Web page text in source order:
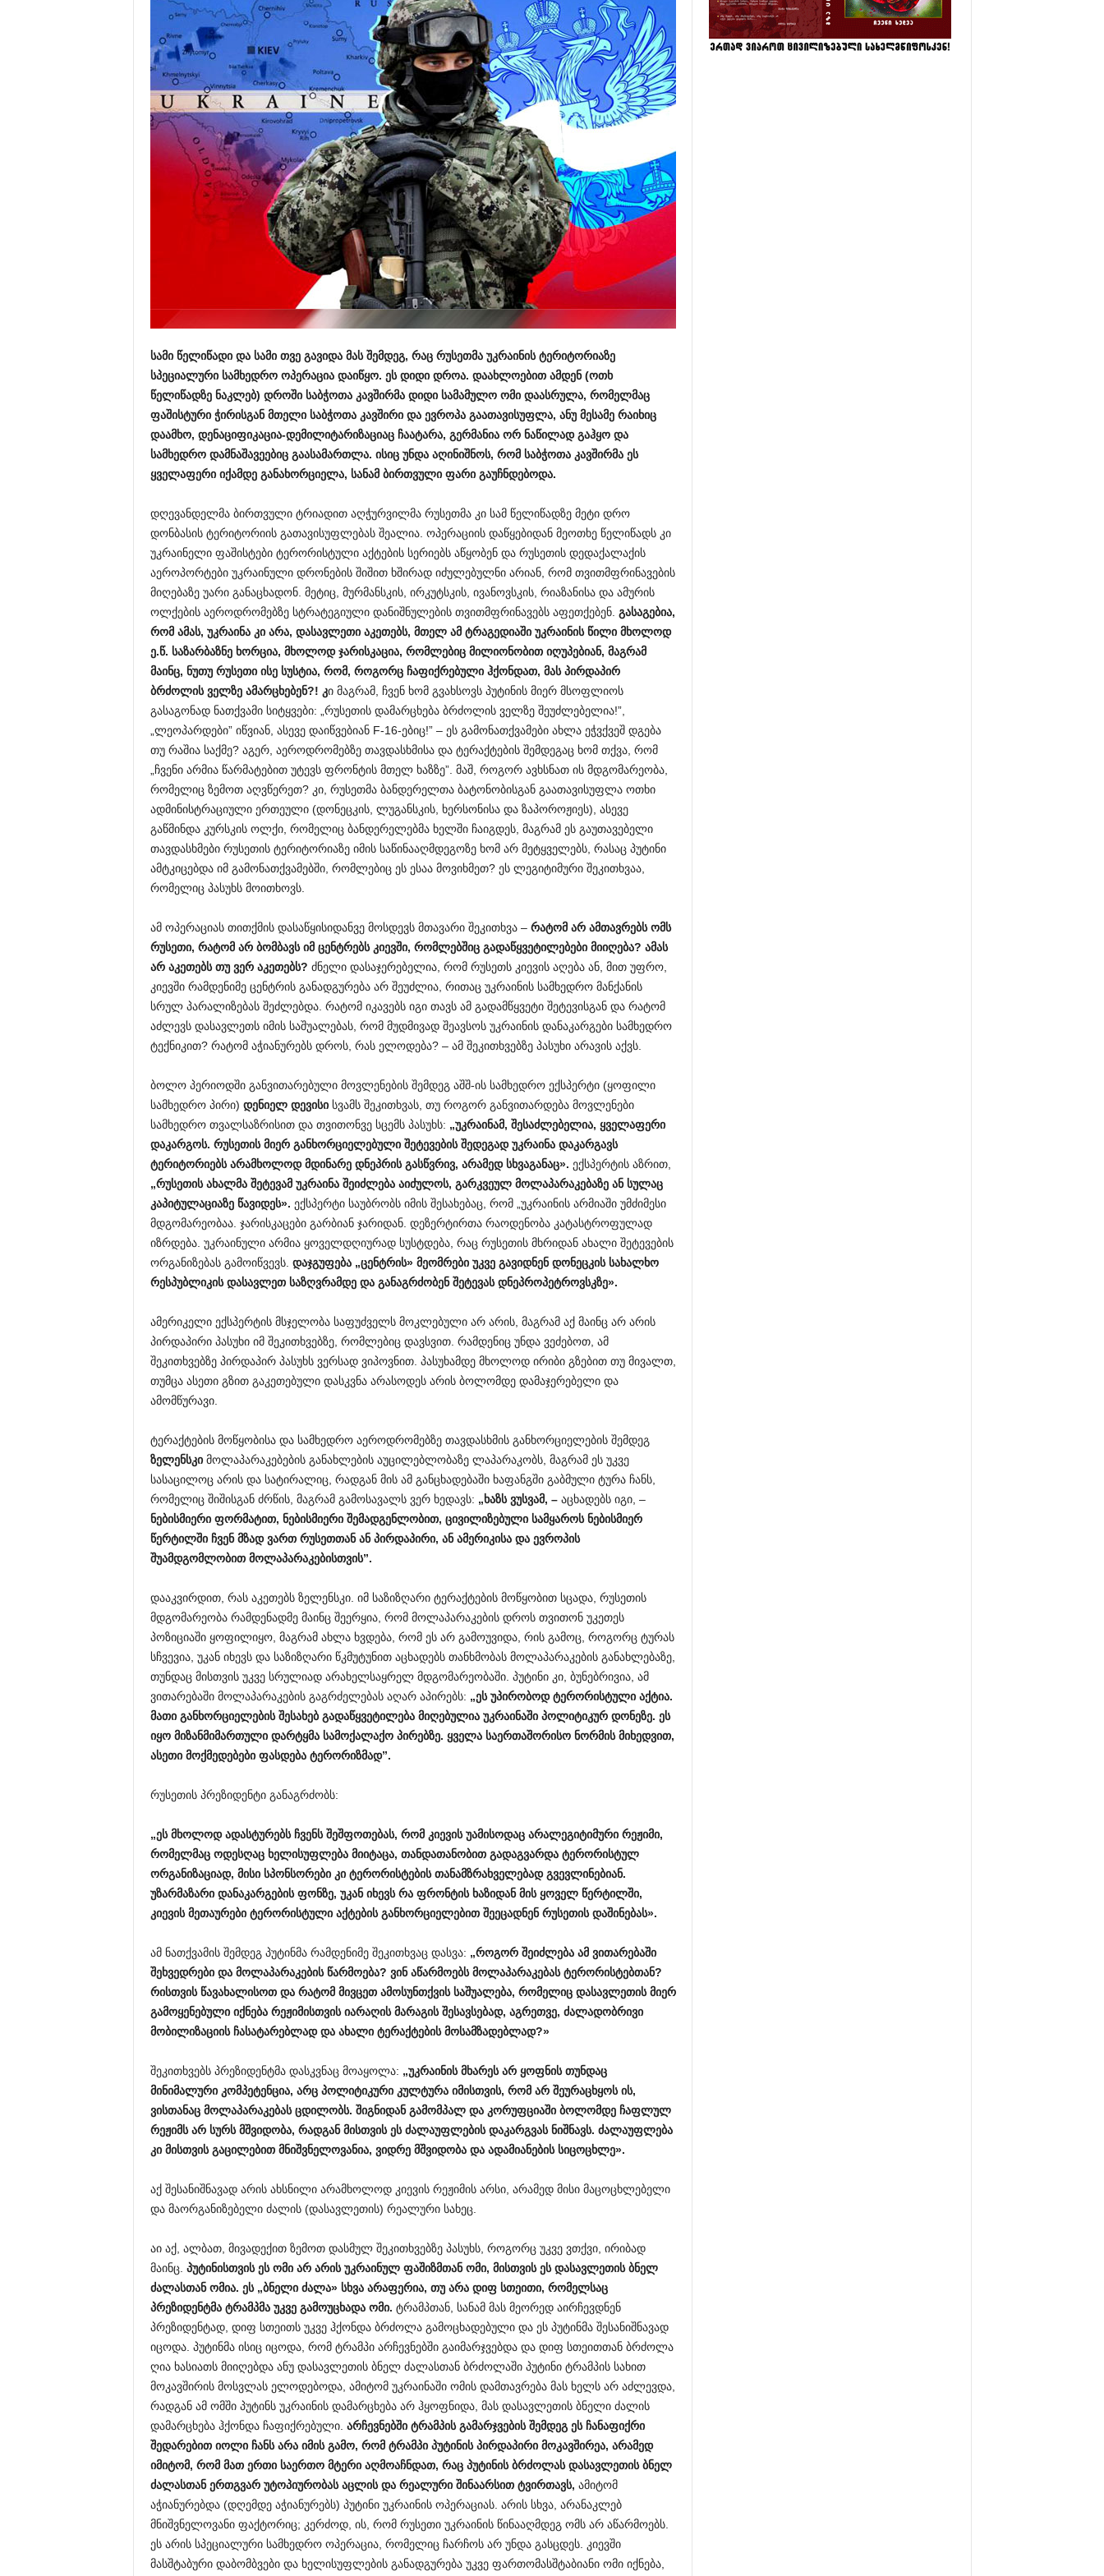
სამი წელიწადი და სამი თვე გავიდა მას შემდეგ, რაც რუსეთმა უკრაინის ტერიტორიაზე
სპეციალური სამხედრო ოპერაცია დაიწყო. ეს დიდი დროა. დაახლოებით ამდენ (ოთხ
წელიწადზე ნაკლებ) დროში საბჭოთა კავშირმა დიდი სამამულო ომი დაასრულა, რომელმაც
ფაშისტური ჭირისგან მთელი საბჭოთა კავშირი და ევროპა გაათავისუფლა, ანუ მესამე რაიხიც
დაამხო, დენაციფიკაცია-დემილიტარიზაციაც ჩაატარა, გერმანია ორ ნაწილად გაჰყო და
სამხედრო დამნაშავეებიც გაასამართლა. ისიც უნდა აღინიშნოს, რომ საბჭოთა კავშირმა ეს
ყველაფერი იქამდე განახორციელა, სანამ ბირთვული ფარი გაუჩნდებოდა.
დღევანდელმა ბირთვული ტრიადით აღჭურვილმა რუსეთმა კი სამ წელიწადზე მეტი დრო
დონბასის ტერიტორიის გათავისუფლებას შეალია. ოპერაციის დაწყებიდან მეოთხე წელიწადს კი
უკრაინელი ფაშისტები ტერორისტული აქტების სერიებს აწყობენ და რუსეთის დედაქალაქის
აეროპორტები უკრაინული დრონების შიშით ხშირად იძულებულნი არიან, რომ თვითმფრინავების
მიღებაზე უარი განაცხადონ. მეტიც, მურმანსკის, ირკუტსკის, ივანოვსკის, რიაზანისა და ამურის
ოლქების აეროდრომებზე სტრატეგიული დანიშნულების თვითმფრინავებს აფეთქებენ. გასაგებია,
რომ ამას, უკრაინა კი არა, დასავლეთი აკეთებს, მთელ ამ ტრაგედიაში უკრაინის წილი მხოლოდ
ე.წ. საზარბაზნე ხორცია, მხოლოდ ჯარისკაცია, რომლებიც მილიონობით იღუპებიან, მაგრამ
მაინც, ნუთუ რუსეთი ისე სუსტია, რომ, როგორც ჩაფიქრებული ჰქონდათ, მას პირდაპირ
ბრძოლის ველზე ამარცხებენ?! კი მაგრამ, ჩვენ ხომ გვახსოვს პუტინის მიერ მსოფლიოს
გასაგონად ნათქვამი სიტყვები: „რუსეთის დამარცხება ბრძოლის ველზე შეუძლებელია!”,
„ლეოპარდები” იწვიან, ასევე დაიწვებიან F-16-ებიც!” – ეს გამონათქვამები ახლა ეჭვქვეშ დგება
თუ რაშია საქმე? აგერ, აეროდრომებზე თავდასხმისა და ტერაქტების შემდეგაც ხომ თქვა, რომ
„ჩვენი არმია წარმატებით უტევს ფრონტის მთელ ხაზზე”. მაშ, როგორ ავხსნათ ის მდგომარეობა,
რომელიც ზემოთ აღვწერეთ? კი, რუსეთმა ბანდერელთა ბატონობისგან გაათავისუფლა ოთხი
ადმინისტრაციული ერთეული (დონეცკის, ლუგანსკის, ხერსონისა და ზაპოროჟიეს), ასევე
გაწმინდა კურსკის ოლქი, რომელიც ბანდერელებმა ხელში ჩაიგდეს, მაგრამ ეს გაუთავებელი
თავდასხმები რუსეთის ტერიტორიაზე იმის საწინააღმდეგოზე ხომ არ მეტყველებს, რასაც პუტინი
ამტკიცებდა იმ გამონათქვამებში, რომლებიც ეს ესაა მოვიხმეთ? ეს ლეგიტიმური შეკითხვაა,
რომელიც პასუხს მოითხოვს.
ამ ოპერაციას თითქმის დასაწყისიდანვე მოსდევს მთავარი შეკითხვა – რატომ არ ამთავრებს ომს
რუსეთი, რატომ არ ბომბავს იმ ცენტრებს კიევში, რომლებშიც გადაწყვეტილებები მიიღება? ამას
არ აკეთებს თუ ვერ აკეთებს? ძნელი დასაჯერებელია, რომ რუსეთს კიევის აღება ან, მით უფრო,
კიევში რამდენიმე ცენტრის განადგურება არ შეუძლია, რითაც უკრაინის სამხედრო მანქანის
სრულ პარალიზებას შეძლებდა. რატომ იკავებს იგი თავს ამ გადამწყვეტი შეტევისგან და რატომ
აძლევს დასავლეთს იმის საშუალებას, რომ მუდმივად შეავსოს უკრაინის დანაკარგები სამხედრო
ტექნიკით? რატომ აჭიანურებს დროს, რას ელოდება? – ამ შეკითხვებზე პასუხი არავის აქვს.
ბოლო პერიოდში განვითარებული მოვლენების შემდეგ აშშ-ის სამხედრო ექსპერტი (ყოფილი
სამხედრო პირი) დენიელ დევისისვამს შეკითხვას, თუ როგორ განვითარდება მოვლენები
სამხედრო თვალსაზრისით და თვითონვე სცემს პასუხს: „უკრაინამ, შესაძლებელია, ყველაფერი
დაკარგოს. რუსეთის მიერ განხორციელებული შეტევების შედეგად უკრაინა დაკარგავს
ტერიტორიებს არამხოლოდ მდინარე დნეპრის გასწვრივ, არამედ სხვაგანაც». ექსპერტის აზრით,
„რუსეთის ახალმა შეტევამ უკრაინა შეიძლება აიძულოს, გარკვეულ მოლაპარაკებაზე ან სულაც
კაპიტულაციაზე წავიდეს». ექსპერტი საუბრობს იმის შესახებაც, რომ „უკრაინის არმიაში უმძიმესი
მდგომარეობაა. ჯარისკაცები გარბიან ჯარიდან. დეზერტირთა რაოდენობა კატასტროფულად
იზრდება. უკრაინული არმია ყოველდღიურად სუსტდება, რაც რუსეთის მხრიდან ახალი შეტევების
ორგანიზებას გამოიწვევს. დაჯგუფება „ცენტრის» მეომრები უკვე გავიდნენ დონეცკის სახალხო
რესპუბლიკის დასავლეთ საზღვრამდე და განაგრძობენ შეტევას დნეპროპეტროვსკზე».
ამერიკელი ექსპერტის მსჯელობა საფუძველს მოკლებული არ არის, მაგრამ აქ მაინც არ არის
პირდაპირი პასუხი იმ შეკითხვებზე, რომლებიც დავსვით. რამდენიც უნდა ვეძებოთ, ამ
შეკითხვებზე პირდაპირ პასუხს ვერსად ვიპოვნით. პასუხამდე მხოლოდ ირიბი გზებით თუ მივალთ,
თუმცა ასეთი გზით გაკეთებული დასკვნა არასოდეს არის ბოლომდე დამაჯერებელი და
ამომწურავი.
ტერაქტების მოწყობისა და სამხედრო აეროდრომებზე თავდასხმის განხორციელების შემდეგ
ზელენსკი მოლაპარაკებების განახლების აუცილებლობაზე ლაპარაკობს, მაგრამ ეს უკვე
სასაცილოც არის და სატირალიც, რადგან მის ამ განცხადებაში ხაფანგში გაბმული ტურა ჩანს,
რომელიც შიშისგან ძრწის, მაგრამ გამოსავალს ვერ ხედავს: „ხაზს ვუსვამ, – აცხადებს იგი, –
ნებისმიერი ფორმატით, ნებისმიერი შემადგენლობით, ცივილიზებული სამყაროს ნებისმიერ
წერტილში ჩვენ მზად ვართ რუსეთთან ან პირდაპირი, ან ამერიკისა და ევროპის
შუამდგომლობით მოლაპარაკებისთვის”.
დააკვირდით, რას აკეთებს ზელენსკი. იმ საზიზღარი ტერაქტების მოწყობით სცადა, რუსეთის
მდგომარეობა რამდენადმე მაინც შეერყია, რომ მოლაპარაკების დროს თვითონ უკეთეს
პოზიციაში ყოფილიყო, მაგრამ ახლა ხვდება, რომ ეს არ გამოუვიდა, რის გამოც, როგორც ტურას
სჩვევია, უკან იხევს და საზიზღარი წკმუტუნით აცხადებს თანხმობას მოლაპარაკების განახლებაზე,
თუნდაც მისთვის უკვე სრულიად არახელსაყრელ მდგომარეობაში. პუტინი კი, ბუნებრივია, ამ
ვითარებაში მოლაპარაკების გაგრძელებას აღარ აპირებს: „ეს უპირობოდ ტერორისტული აქტია.
მათი განხორციელების შესახებ გადაწყვეტილება მიღებულია უკრაინაში პოლიტიკურ დონეზე. ეს
იყო მიზანმიმართული დარტყმა სამოქალაქო პირებზე. ყველა საერთაშორისო ნორმის მიხედვით,
ასეთი მოქმედებები ფასდება ტერორიზმად”.
რუსეთის პრეზიდენტი განაგრძობს:
„ეს მხოლოდ ადასტურებს ჩვენს შეშფოთებას, რომ კიევის უამისოდაც არალეგიტიმური რეჟიმი,
რომელმაც ოდესღაც ხელისუფლება მიიტაცა, თანდათანობით გადაგვარდა ტერორისტულ
ორგანიზაციად, მისი სპონსორები კი ტერორისტების თანამზრახველებად გვევლინებიან.
უზარმაზარი დანაკარგების ფონზე, უკან იხევს რა ფრონტის ხაზიდან მის ყოველ წერტილში,
კიევის მეთაურები ტერორისტული აქტების განხორციელებით შეეცადნენ რუსეთის დაშინებას».
ამ ნათქვამის შემდეგ პუტინმა რამდენიმე შეკითხვაც დასვა: „როგორ შეიძლება ამ ვითარებაში
შეხვედრები და მოლაპარაკების წარმოება? ვინ აწარმოებს მოლაპარაკებას ტერორისტებთან?
რისთვის წავახალისოთ და რატომ მივცეთ ამოსუნთქვის საშუალება, რომელიც დასავლეთის მიერ
გამოყენებული იქნება რეჟიმისთვის იარაღის მარაგის შესავსებად, აგრეთვე, ძალადობრივი
მობილიზაციის ჩასატარებლად და ახალი ტერაქტების მოსამზადებლად?»
შეკითხვებს პრეზიდენტმა დასკვნაც მოაყოლა: „უკრაინის მხარეს არ ყოფნის თუნდაც
მინიმალური კომპეტენცია, არც პოლიტიკური კულტურა იმისთვის, რომ არ შეურაცხყოს ის,
ვისთანაც მოლაპარაკებას ცდილობს. შიგნიდან გამომპალ და კორუფციაში ბოლომდე ჩაფლულ
რეჟიმს არ სურს მშვიდობა, რადგან მისთვის ეს ძალაუფლების დაკარგვას ნიშნავს. ძალაუფლება
კი მისთვის გაცილებით მნიშვნელოვანია, ვიდრე მშვიდობა და ადამიანების სიცოცხლე».
აქ შესანიშნავად არის ახსნილი არამხოლოდ კიევის რეჟიმის არსი, არამედ მისი მაცოცხლებელი
და მაორგანიზებელი ძალის (დასავლეთის) რეალური სახეც.
აი აქ, ალბათ, მივადექით ზემოთ დასმულ შეკითხვებზე პასუხს, როგორც უკვე ვთქვი, ირიბად
მაინც. პუტინისთვის ეს ომი არ არის უკრაინულ ფაშიზმთან ომი, მისთვის ეს დასავლეთის ბნელ
ძალასთან ომია. ეს „ბნელი ძალა» სხვა არაფერია, თუ არა დიფ სთეითი, რომელსაც
პრეზიდენტმა ტრამპმა უკვე გამოუცხადა ომი. ტრამპთან, სანამ მას მეორედ აირჩევდნენ
პრეზიდენტად, დიფ სთეითს უკვე ჰქონდა ბრძოლა გამოცხადებული და ეს პუტინმა შესანიშნავად
იცოდა. პუტინმა ისიც იცოდა, რომ ტრამპი არჩევნებში გაიმარჯვებდა და დიფ სთეითთან ბრძოლა
ღია ხასიათს მიიღებდა ანუ დასავლეთის ბნელ ძალასთან ბრძოლაში პუტინი ტრამპის სახით
მოკავშირის მოსვლას ელოდებოდა, ამიტომ უკრაინაში ომის დამთავრება მას ხელს არ აძლევდა,
რადგან ამ ომში პუტინს უკრაინის დამარცხება არ ჰყოფნიდა, მას დასავლეთის ბნელი ძალის
დამარცხება ჰქონდა ჩაფიქრებული. არჩევნებში ტრამპის გამარჯვების შემდეგ ეს ჩანაფიქრი
შედარებით იოლი ჩანს არა იმის გამო, რომ ტრამპი პუტინის პირდაპირი მოკავშირეა, არამედ
იმიტომ, რომ მათ ერთი საერთო მტერი აღმოაჩნდათ, რაც პუტინის ბრძოლას დასავლეთის ბნელ
ძალასთან ერთგვარ უტოპიურობას აცლის და რეალური შინაარსით ტვირთავს, ამიტომ
აჭიანურებდა (დღემდე აჭიანურებს) პუტინი უკრაინის ოპერაციას. არის სხვა, არანაკლებ
მნიშვნელოვანი ფაქტორიც; კერძოდ, ის, რომ რუსეთი უკრაინის წინააღმდეგ ომს არ აწარმოებს.
ეს არის სპეციალური სამხედრო ოპერაცია, რომელიც ჩარჩოს არ უნდა გასცდეს. კიევში
მასშტაბური დაბომბვები და ხელისუფლების განადგურება უკვე ფართომასშტაბიანი ომი იქნება,